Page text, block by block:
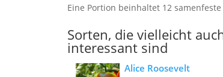
Eine Portion beinhaltet 12
Sorten, die vielleicht
interessant sind
Alice Roosevelt